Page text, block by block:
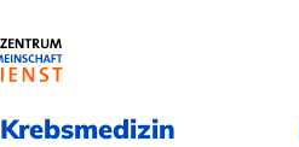
Krebsmedizin